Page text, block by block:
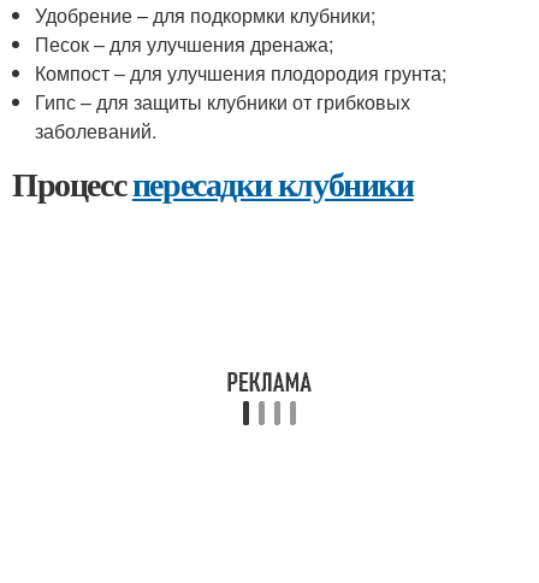
Удобрение – для подкормки клубники;
Песок – для улучшения дренажа;
Компост – для улучшения плодородия грунта;
Гипс – для защиты клубники от грибковых
заболеваний.
Процесспересадки клубники